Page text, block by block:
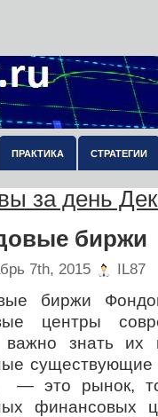
ПРАКТИКА СТРАТЕГИИ
за день
биржи
7th, 2015 IL87
биржи
центры
важно знать их
— это рынок, то
финансовых